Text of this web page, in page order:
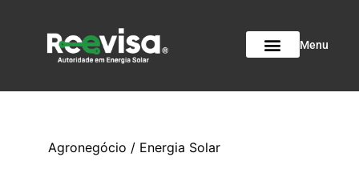
Menu
Agronegócio / Energia Solar